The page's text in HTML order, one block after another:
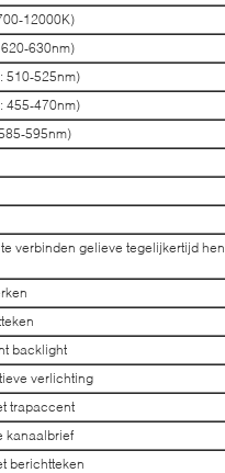
12000K)
630nm)
510-525nm)
455-470nm)
595nm)
verbinden gelieve tegelijkertijd hen
backlight
verlichting
trapaccent
kanaalbrief
berichtteken